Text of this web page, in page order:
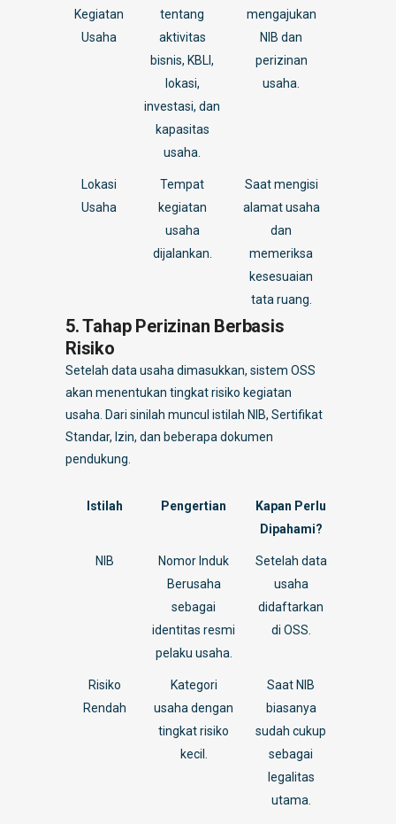
Kegiatan
Usaha
tentang
aktivitas
bisnis, KBLI,
lokasi,
investasi, dan
kapasitas
usaha.
mengajukan
NIB dan
perizinan
usaha.
Lokasi
Usaha
Tempat
kegiatan
usaha
dijalankan.
Saat mengisi
alamat usaha
dan
memeriksa
kesesuaian
tata ruang.
5. Tahap Perizinan Berbasis
Risiko
Setelah data usaha dimasukkan, sistem OSS
akan menentukan tingkat risiko kegiatan
usaha. Dari sinilah muncul istilah NIB, Sertifikat
Standar, Izin, dan beberapa dokumen
pendukung.
Istilah Pengertian
Kapan Perlu
Dipahami?
NIB
Nomor Induk
Berusaha
sebagai
identitas resmi
pelaku usaha.
Setelah data
usaha
didaftarkan
di OSS.
Risiko
Rendah
Kategori
usaha dengan
tingkat risiko
kecil.
Saat NIB
biasanya
sudah cukup
sebagai
legalitas
utama.